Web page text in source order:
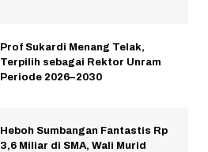
Prof Sukardi Menang Telak,
Terpilih sebagai Rektor Unram
Periode 2026–2030
Heboh Sumbangan Fantastis Rp
3,6 Miliar di SMA, Wali Murid